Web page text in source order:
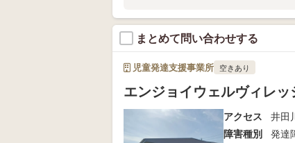
まとめて問い合わせする
児童発達支援事業所 空きあり
エンジョイウェルヴィレッ
アクセス
井田
障害種別
発達